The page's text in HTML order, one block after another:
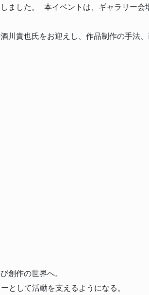
ました。 本イベントは、ギャラリー会
川貴也氏をお迎えし、作品制作の手法
創作の世界へ。
として活動を支えるようになる。